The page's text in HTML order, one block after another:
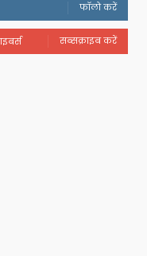
फॉलो करें
सब्सक्राइब करें